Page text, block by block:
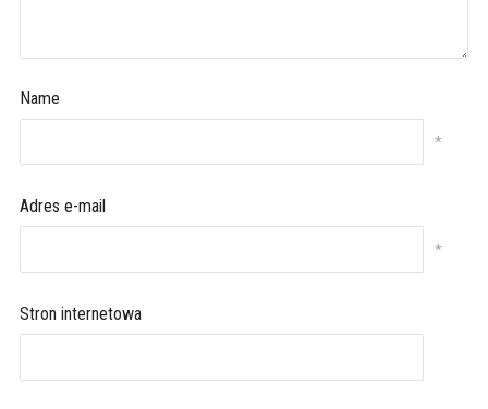
Name
*
Adres e-mail
*
Stron internetowa